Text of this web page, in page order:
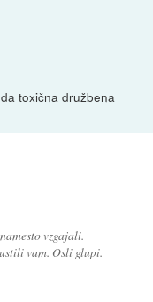
toxična družbena
vzgajali.
vam. Osli glupi.